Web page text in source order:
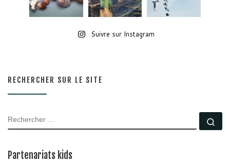
Suivre sur Instagram
RECHERCHER SUR LE SITE
RECHERCHER
Partenariats kids